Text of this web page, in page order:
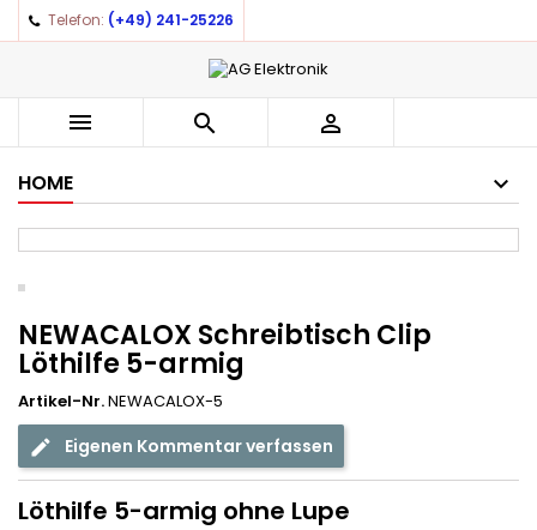
Telefon: (+49) 241-25226
  
HOME
NEWACALOX Schreibtisch Clip
Löthilfe 5-armig
Artikel-Nr.NEWACALOX-5
Eigenen Kommentar verfassen
Löthilfe 5-armig ohne Lupe